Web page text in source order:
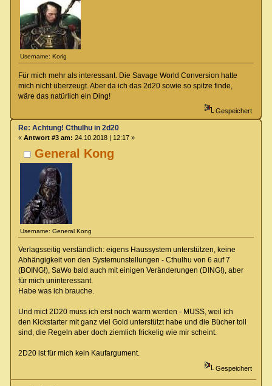
Username: Korig
Für mich mehr als interessant. Die Savage World Conversion hatte
mich nicht überzeugt. Aber da ich das 2d20 sowie so spitze finde,
wäre das natürlich ein Ding!
Gespeichert
General Kong
Username: General Kong
Re: Achtung! Cthulhu in 2d20
« Antwort #3 am: 24.10.2018 | 12:17 »
Verlagsseitig verständlich: eigens Haussystem unterstützen, keine
Abhängigkeit von den Systemunstellungen - Cthulhu von 6 auf 7
(BOING!), SaWo bald auch mit einigen Veränderungen (DING!), aber
für mich uninteressant.
Habe was ich brauche.
Und mict 2D20 muss ich erst noch warm werden - MUSS, weil ich
den Kickstarter mit ganz viel Gold unterstützt habe und die Bücher toll
sind, die Regeln aber doch ziemlich frickelig wie mir scheint.
2D20 ist für mich kein Kaufargument.
Gespeichert